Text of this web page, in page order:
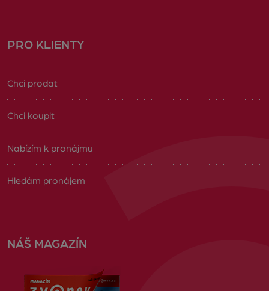
PRO KLIENTY
Chci prodat
Chci koupit
Nabízím k pronájmu
Hledám pronájem
NÁŠ MAGAZÍN